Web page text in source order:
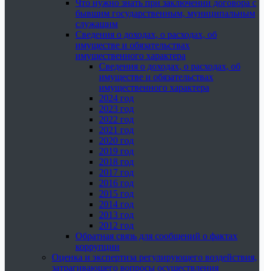
Что нужно знать при заключении договора с
бывшим государственным, муниципальным
служащим
Сведения о доходах, о расходах, об
имуществе и обязательствах
имущественного характера
Сведения о доходах, о расходах, об
имуществе и обязательствах
имущественного характера
2024 год
2023 год
2022 год
2021 год
2020 год
2019 год
2018 год
2017 год
2016 год
2015 год
2014 год
2013 год
2012 год
Обратная связь для сообщений о фактах
коррупции
Оценка и экспертиза регулирующего воздействия,
затрагивающего вопросы осуществления